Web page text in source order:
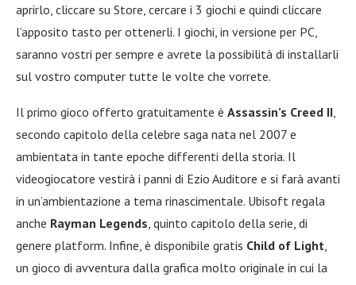
aprirlo, cliccare su Store, cercare i 3 giochi e quindi cliccare
l’apposito tasto per ottenerli. I giochi, in versione per PC,
saranno vostri per sempre e avrete la possibilità di installarli
sul vostro computer tutte le volte che vorrete.
Il primo gioco offerto gratuitamente è Assassin’s Creed II
secondo capitolo della celebre saga nata nel 2007 e
ambientata in tante epoche differenti della storia. Il
videogiocatore vestirà i panni di Ezio Auditore e si farà avanti
in un’ambientazione a tema rinascimentale. Ubisoft regala
anche Rayman Legends , quinto capitolo della serie, di
genere platform. Infine, è disponibile gratis Child of Light
un gioco di avventura dalla grafica molto originale in cui la